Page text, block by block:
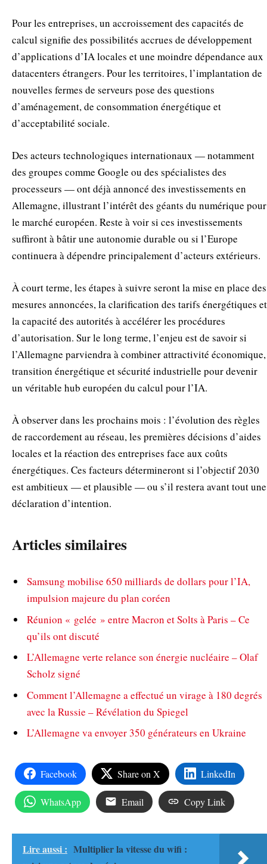
Pour les entreprises, un accroissement des capacités de
calcul signifie des possibilités accrues de développement
d’applications d’IA locales et une moindre dépendance aux
datacenters étrangers. Pour les territoires, l’implantation de
nouvelles fermes de serveurs pose des questions
d’aménagement, de consommation énergétique et
d’acceptabilité sociale.
Des acteurs technologiques internationaux — notamment
des groupes comme Google ou des spécialistes des
processeurs — ont déjà annoncé des investissements en
Allemagne, illustrant l’intérêt des géants du numérique pour
le marché européen. Reste à voir si ces investissements
suffiront à bâtir une autonomie durable ou si l’Europe
continuera à dépendre principalement d’acteurs extérieurs.
À court terme, les étapes à suivre seront la mise en place des
mesures annoncées, la clarification des tarifs énergétiques et
la capacité des autorités à accélérer les procédures
d’autorisation. Sur le long terme, l’enjeu est de savoir si
l’Allemagne parviendra à combiner attractivité économique,
transition énergétique et sécurité industrielle pour devenir
un véritable hub européen du calcul pour l’IA.
À observer dans les prochains mois : l’évolution des règles
de raccordement au réseau, les premières décisions d’aides
locales et la réaction des entreprises face aux coûts
énergétiques. Ces facteurs détermineront si l’objectif 2030
est ambitieux — et plausible — ou s’il restera avant tout une
déclaration d’intention.
Articles similaires
Samsung mobilise 650 milliards de dollars pour l’IA,
impulsion majeure du plan coréen
Réunion « gelée » entre Macron et Solts à Paris – Ce
qu’ils ont discuté
L’Allemagne verte relance son énergie nucléaire – Olaf
Scholz signé
Comment l’Allemagne a effectué un virage à 180 degrés
avec la Russie – Révélation du Spiegel
L’Allemagne va envoyer 350 générateurs en Ukraine
Facebook Share on X LinkedIn
WhatsApp Email Copy Link
Lire aussi : Multiplier la vitesse du wifi :